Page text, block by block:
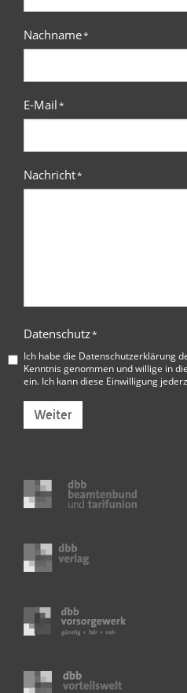
Nachname*
E-Mail*
Nachricht*
Datenschutz*
Ich habe die Datenschutzerklärung
Kenntnis genommen und willige in
ein. Ich kann diese Einwilligung
Weiter